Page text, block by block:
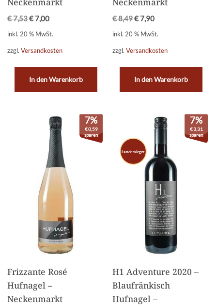
€7,53€ 7,00
inkl. 20 % MwSt.
zzgl. Versandkosten
In den Warenkorb
€8,49€ 7,90
inkl. 20 % MwSt.
zzgl.Versandkosten
In den Warenkorb
7%
€0,59
sparen
Frizzante Rosé
Hufnagel –
Neckenmarkt
Landessieger
7%
€3,31
sparen
H1 Adventure 2020 –
Blaufränkisch
Hufnagel –